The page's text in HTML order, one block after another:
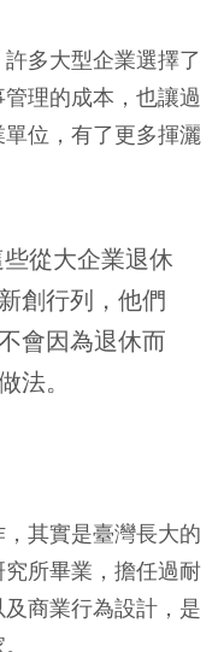
多大型企業選擇了
理的成本，也讓過
位，有了更多揮灑
從大企業退休
創行列，他們
會因為退休而
法。
其實是臺灣長大的
所畢業，擔任過耐
商業行為設計，是